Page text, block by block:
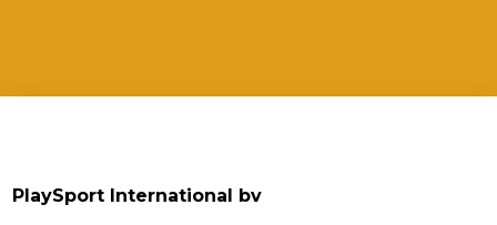
PlaySport International bv